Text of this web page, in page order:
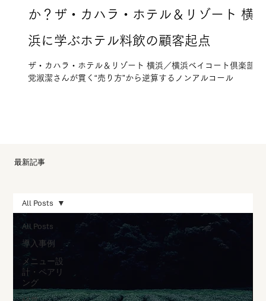
か？ザ・カハラ・ホテル＆リゾート 横
浜に学ぶホテル料飲の顧客起点
ザ・カハラ・ホテル＆リゾート 横浜／横浜ベイコート倶楽部で
党淑潔さんが貫く“売り方”から逆算するノンアルコール
最新記事
All Posts
導入事例
メニュー設
計・ペアリ
ング
All Posts